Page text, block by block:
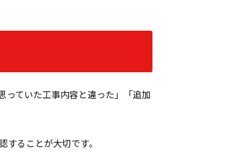
っていた工事内容と違った」「追加
することが大切です。